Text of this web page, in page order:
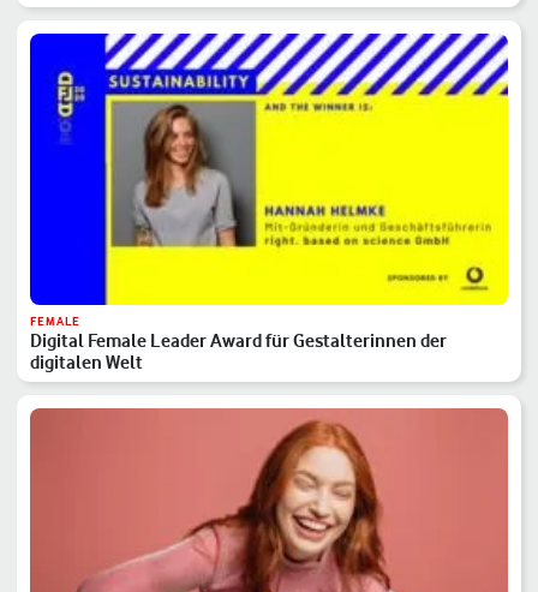
FEMALE
Digital Female Leader Award für Gestalterinnen der
digitalen Welt